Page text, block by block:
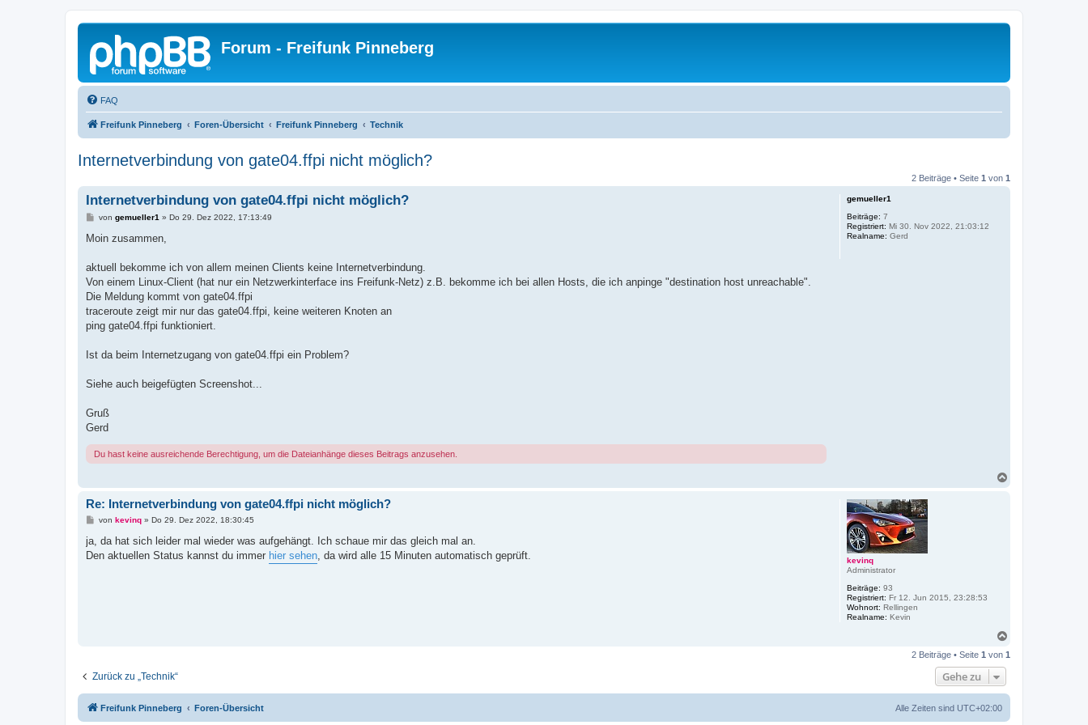
Forum - Freifunk Pinneberg
FAQ
Freifunk Pinneberg Foren-Übersicht Freifunk Pinneberg Technik
Internetverbindung von gate04.ffpi nicht möglich?
2 Beiträge • Seite 1 von 1
gemueller1
Beiträge: 7
Registriert: Mi 30. Nov 2022, 21:03:12
Realname: Gerd
Internetverbindung von gate04.ffpi nicht möglich?
B
i
a
von gemueller1 » Do 29. Dez 2022, 17:13:49
Moin zusammen,
aktuell bekomme ich von allem meinen Clients keine Internetverbindung.
Von einem Linux-Client (hat nur ein Netzwerkinterface ins Freifunk-Netz) z.B. bekomme ich bei allen Hosts, die ich anpinge "destination host unreachable".
Die Meldung kommt von gate04.ffpi
traceroute zeigt mir nur das gate04.ffpi, keine weiteren Knoten an
ping gate04.ffpi funktioniert.
Ist da beim Internetzugang von gate04.ffpi ein Problem?
Siehe auch beigefügten Screenshot...
Gruß
Gerd
Du hast keine ausreichende Berechtigung, um die Dateianhänge dieses Beitrags anzusehen.
kevinq
Administrator
Beiträge: 93
Registriert: Fr 12. Jun 2015, 23:28:53
Wohnort: Rellingen
Realname: Kevin
Re: Internetverbindung von gate04.ffpi nicht möglich?
B
t
r
von kevinq» Do 29. Dez 2022, 18:30:45
ja, da hat sich leider mal wieder was aufgehängt. Ich schaue mir das gleich mal an.
Den aktuellen Status kannst du immer hier sehen , da wird alle 15 Minuten automatisch geprüft.
c
2 Beiträge • Seite 1 von 1
Zurück zu „Technik“ Gehe zu
Freifunk Pinneberg Foren-Übersicht Alle Zeiten sind UTC+02:00